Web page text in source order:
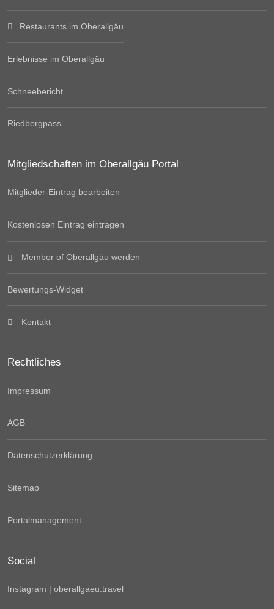
Restaurants im Oberallgäu
Erlebnisse im Oberallgäu
Schneebericht
Riedbergpass
Mitgliedschaften im Oberallgäu Portal
Mitglieder-Eintrag bearbeiten
Kostenlosen Eintrag eintragen
Member of Oberallgäu werden
Bewertungs-Widget
Kontakt
Rechtliches
Impressum
AGB
Datenschutzerklärung
Sitemap
Portalmanagement
Social
Instagram | oberallgaeu.travel